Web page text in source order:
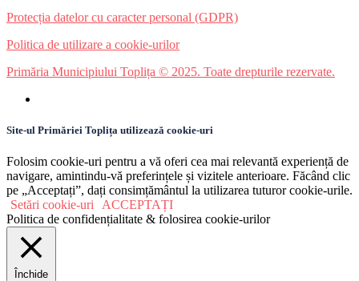
Protecția datelor cu caracter personal (GDPR)
Politica de utilizare a cookie-urilor
Primăria Municipiului Toplița © 2025. Toate drepturile rezervate.
Site-ul Primăriei Toplița utilizează cookie-uri
Folosim cookie-uri pentru a vă oferi cea mai relevantă experiență de
navigare, amintindu-vă preferințele și vizitele anterioare. Făcând clic
pe „Acceptați”, dați consimțământul la utilizarea tuturor cookie-urile.
Setări cookie-uri
ACCEPTAȚI
Politica de confidențialitate & folosirea cookie-urilor
Închide